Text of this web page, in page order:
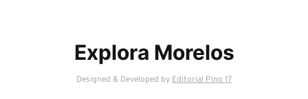
Explora Morelos
Designed & Developed byEditorial Pino 17